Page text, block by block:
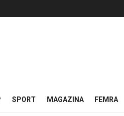
SPORT MAGAZINA FEMRA